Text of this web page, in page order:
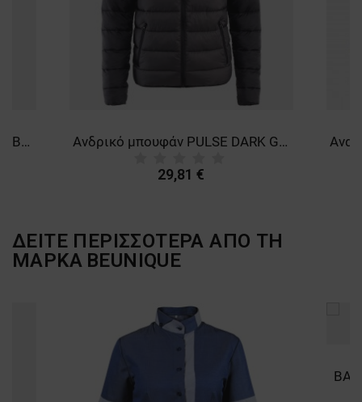
Ανδρικό μπουφάν PULSE NAVY BLUE/BLACK Ανδρικό μπουφάν PULSE DARK GREY/BLACK
29,81 €
ΔΕΙΤΕ ΠΕΡΙΣΣΟΤΕΡΑ ΑΠΟ ΤΗ
ΜΑΡΚΑ BEUNIQUE